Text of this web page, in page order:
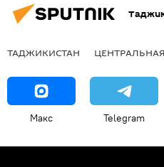
ТАДЖИКИСТАН
Макс Telegram